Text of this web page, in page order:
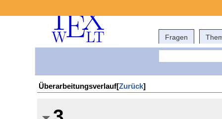
Fragen
Überarbeitungsverlauf[Zurück]